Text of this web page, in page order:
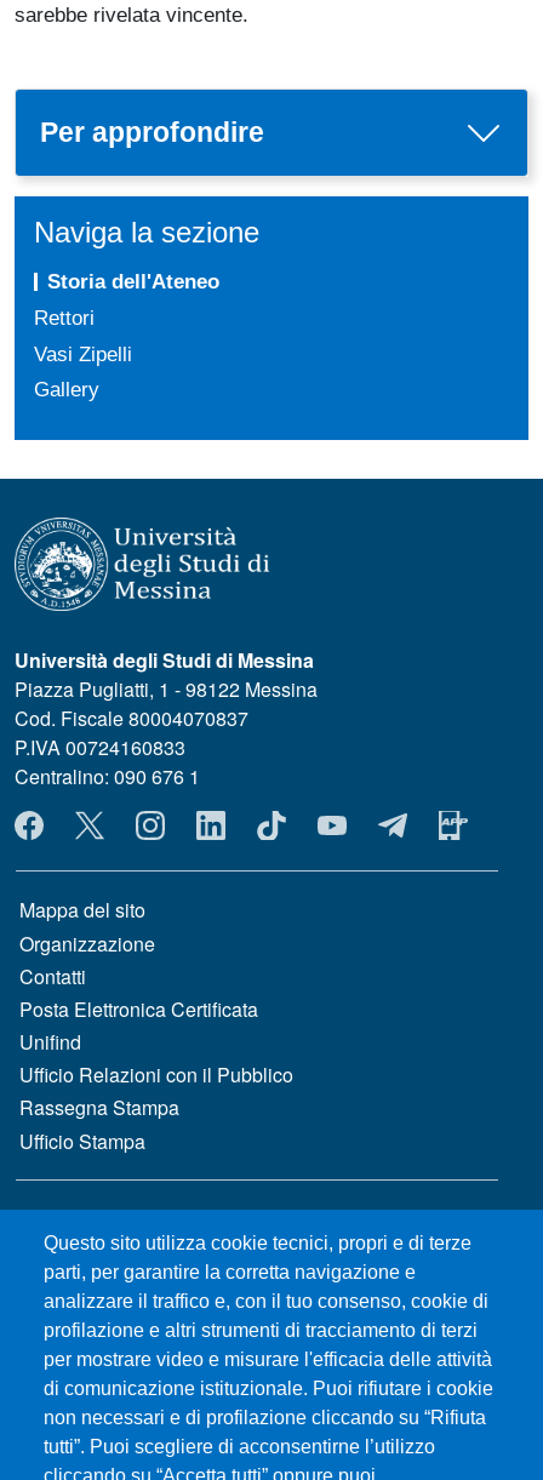
sarebbe rivelata vincente.
Per approfondire
Naviga la sezione
Storia dell'Ateneo
Rettori
Vasi Zipelli
Gallery
Questo sito utilizza cookie tecnici, propri e di terze
parti, per garantire la corretta navigazione e
analizzare il traffico e, con il tuo consenso, cookie di
profilazione e altri strumenti di tracciamento di terzi
per mostrare video e misurare l'efficacia delle attività
di comunicazione istituzionale. Puoi rifiutare i cookie
non necessari e di profilazione cliccando su “Rifiuta
tutti”. Puoi scegliere di acconsentirne l’utilizzo
Università degli Studi di Messina
Piazza Pugliatti, 1 - 98122 Messina
Cod. Fiscale 80004070837
P.IVA 00724160833
Centralino: 090 676 1
MENÙ SOCIAL
MENÙ FOOTER 1
Mappa del sito
Organizzazione
Contatti
Posta Elettronica Certificata
Unifind
Ufficio Relazioni con il Pubblico
Rassegna Stampa
Ufficio Stampa
MENÙ FOOTER 2
Gare d'appalto
Albo online
CIAM - Servizi Informatici
Brand Identity
Elenco siti tematici
Servizi per Disabilità e DSA
Sostieni Unime